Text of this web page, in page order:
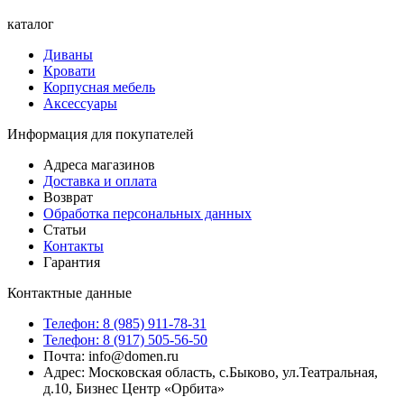
каталог
Диваны
Кровати
Корпусная мебель
Аксессуары
Информация для покупателей
Адреса магазинов
Доставка и оплата
Возврат
Обработка персональных данных
Статьи
Контакты
Гарантия
Контактные данные
Телефон: 8 (985) 911-78-31
Телефон: 8 (917) 505-56-50
Почта: info@domen.ru
Адрес: Московская область, с.Быково, ул.Театральная,
д.10, Бизнес Центр «Орбита»